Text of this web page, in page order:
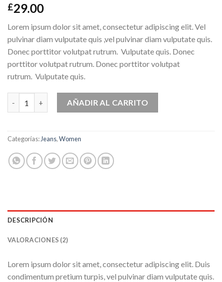
Valorado
3.00
5
basado
en
2
puntuaciones
clientes
£29.00
Lorem ipsum dolor sit amet, consectetur adipiscing elit. Vel
pulvinar diam vulputate quis ,vel pulvinar diam vulputate quis.
Donec porttitor volutpat rutrum. Vulputate quis. Donec
porttitor volutpat rutrum. Donec porttitor volutpat
rutrum. Vulputate quis.
Lucy Slim Jeans Noisy May cantidad
AÑADIR AL CARRITO
Categorías: Jeans,Women
DESCRIPCIÓN
VALORACIONES (2)
Lorem ipsum dolor sit amet, consectetur adipiscing elit. Duis
condimentum pretium turpis, vel pulvinar diam vulputate quis.